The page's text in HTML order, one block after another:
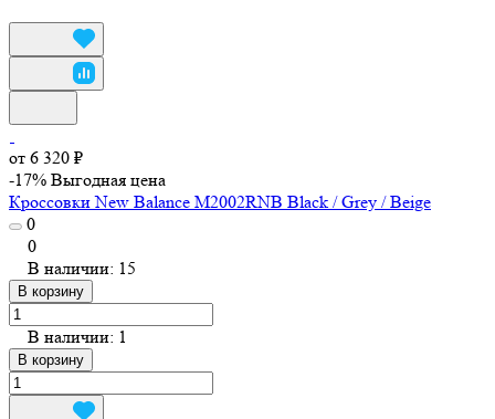
от 6 320 ₽
-17% Выгодная цена
Кроссовки New Balance M2002RNB Black / Grey / Beige
0
0
В наличии: 15
В корзину
В наличии: 1
В корзину